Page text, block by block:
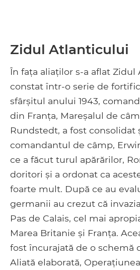
Zidul Atlanticului
În fața aliaților s-a aflat Zidul
constat într-o serie de
sfârșitul anului 1943,
din Franța, Mareșalul de
Rundstedt, a fost consolidat
comandantul de câmp,
ce a făcut turul apărărilor,
doritori și a ordonat ca
foarte mult. După ce au
germanii au crezut că
Pas de Calais, cel mai
Marea Britanie și Franța.
fost încurajată de o schemă
Aliată elaborată,